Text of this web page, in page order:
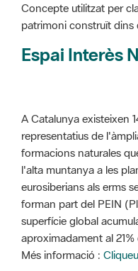
Concepte utilitzat per
patrimoni construït dins
Espai Interès
A Catalunya existeixen
representatius de
formacions naturales
l'alta muntanya a les
eurosiberians als erms
forman part del PEIN
superfície global
aproximadament al
Més informació :